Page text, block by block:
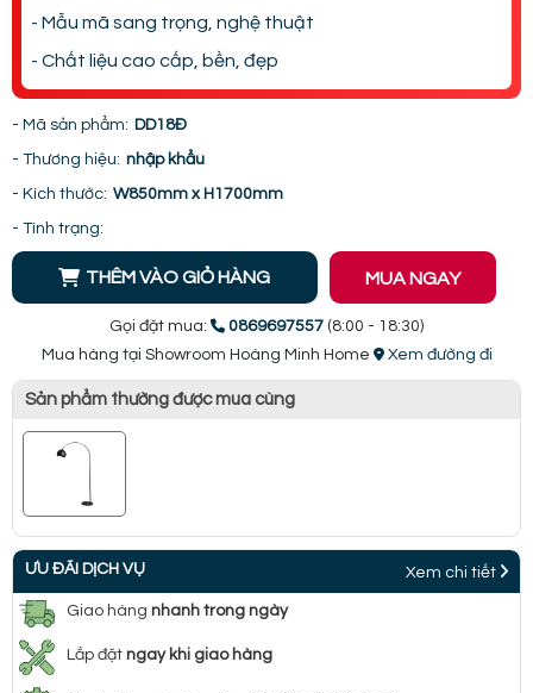
- Mẫu mã sang trọng, nghệ thuật
- Chất liệu cao cấp, bền, đẹp
- Mã sản phẩm: DD18Đ
- Thương hiệu: nhập khẩu
- Kích thước: W850mm x H1700mm
- Tình trạng:
THÊM VÀO GIỎ HÀNG MUA NGAY
Gọi đặt mua: 0869697557 (8:00 - 18:30)
Mua hàng tại Showroom Hoàng Minh Home
Xem đường đi
Sản phẩm thường được mua cùng
ƯU ĐÃI DỊCH VỤ Xem chi tiết
Giao hàng nhanh trong ngày
Lắp đặt ngay khi giao hàng